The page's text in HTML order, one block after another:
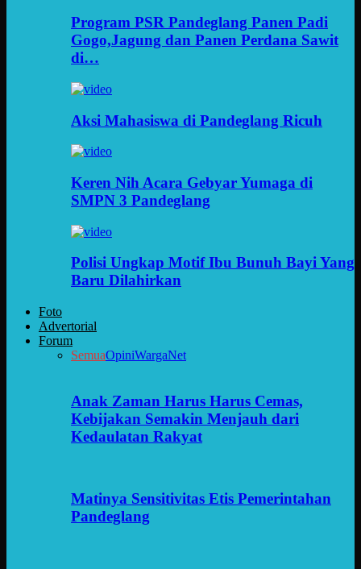
Program PSR Pandeglang Panen Padi
Gogo,Jagung dan Panen Perdana Sawit
di…
Aksi Mahasiswa di Pandeglang Ricuh
Keren Nih Acara Gebyar Yumaga di
SMPN 3 Pandeglang
Polisi Ungkap Motif Ibu Bunuh Bayi Yang
Baru Dilahirkan
Foto
Advertorial
Forum
SemuaOpiniWargaNet
Anak Zaman Harus Harus Cemas,
Kebijakan Semakin Menjauh dari
Kedaulatan Rakyat
Matinya Sensitivitas Etis Pemerintahan
Pandeglang